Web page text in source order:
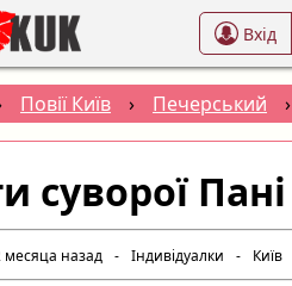
Вхід
Повії Київ › Печерський ›
суворої Пані
месяца назад - Індивідуалки - Київ